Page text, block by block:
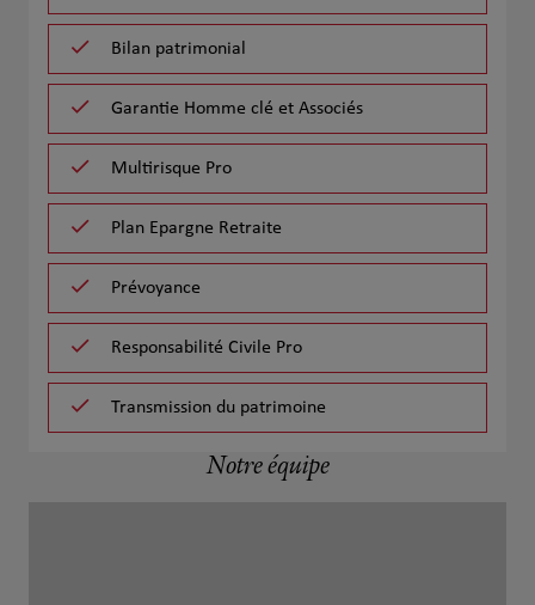
Bilan patrimonial
Garantie Homme clé et Associés
Multirisque Pro
Plan Epargne Retraite
Prévoyance
Responsabilité Civile Pro
Transmission du patrimoine
Notre équipe